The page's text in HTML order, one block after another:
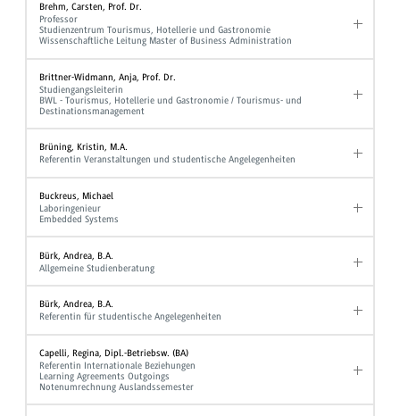
Brehm, Carsten, Prof. Dr.
Professor
Studienzentrum Tourismus, Hotellerie und Gastronomie
Wissenschaftliche Leitung Master of Business Administration
Brittner-Widmann, Anja, Prof. Dr.
Studiengangsleiterin
BWL - Tourismus, Hotellerie und Gastronomie / Tourismus- und
Destinationsmanagement
Brüning, Kristin, M.A.
Referentin Veranstaltungen und studentische Angelegenheiten
Buckreus, Michael
Laboringenieur
Embedded Systems
Bürk, Andrea, B.A.
Allgemeine Studienberatung
Bürk, Andrea, B.A.
Referentin für studentische Angelegenheiten
Capelli, Regina, Dipl.-Betriebsw. (BA)
Referentin Internationale Beziehungen
Learning Agreements Outgoings
Notenumrechnung Auslandssemester